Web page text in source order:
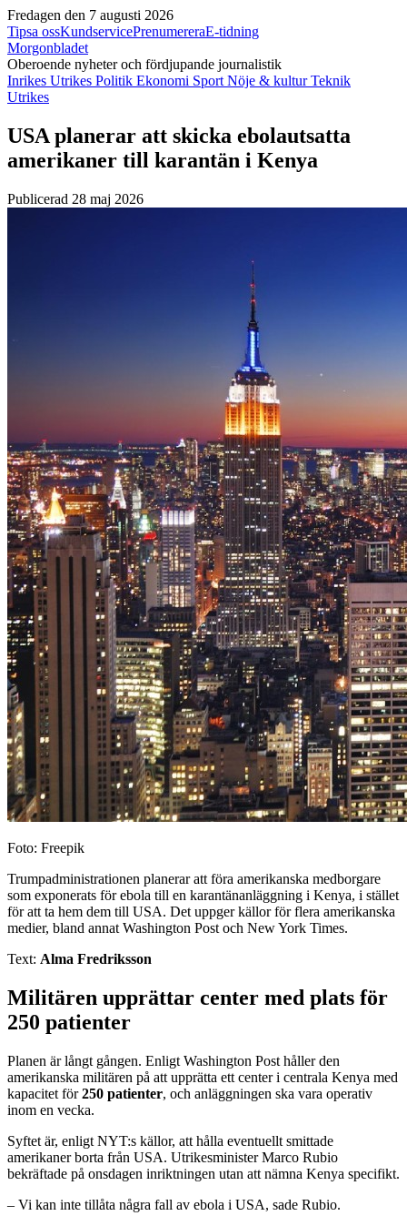
Fredagen den 7 augusti 2026
Tipsa ossKundservicePrenumereraE-tidning
Morgonbladet
Oberoende nyheter och fördjupande journalistik
Inrikes Utrikes Politik Ekonomi Sport Nöje & kulturTeknik
Utrikes
USA planerar att skicka ebolautsatta
amerikaner till karantän i Kenya
Publicerad 28 maj 2026
Foto: Freepik
Trumpadministrationen planerar att föra amerikanska medborgare
som exponerats för ebola till en karantänanläggning i Kenya, i stället
för att ta hem dem till USA. Det uppger källor för flera amerikanska
medier, bland annat Washington Post och New York Times.
Text: Alma Fredriksson
Militären upprättar center med plats för
250 patienter
Planen är långt gången. Enligt Washington Post håller den
amerikanska militären på att upprätta ett center i centrala Kenya med
kapacitet för250 patienter, och anläggningen ska vara operativ
inom en vecka.
Syftet är, enligt NYT:s källor, att hålla eventuellt smittade
amerikaner borta från USA. Utrikesminister Marco Rubio
bekräftade på onsdagen inriktningen utan att nämna Kenya specifikt.
– Vi kan inte tillåta några fall av ebola i USA, sade Rubio.